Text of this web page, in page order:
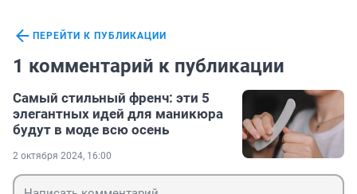
ПЕРЕЙТИ К ПУБЛИКАЦИИ
1 комментарий к публикации
Самый стильный френч: эти 5
элегантных идей для маникюра
будут в моде всю осень
2 октября 2024, 16:00